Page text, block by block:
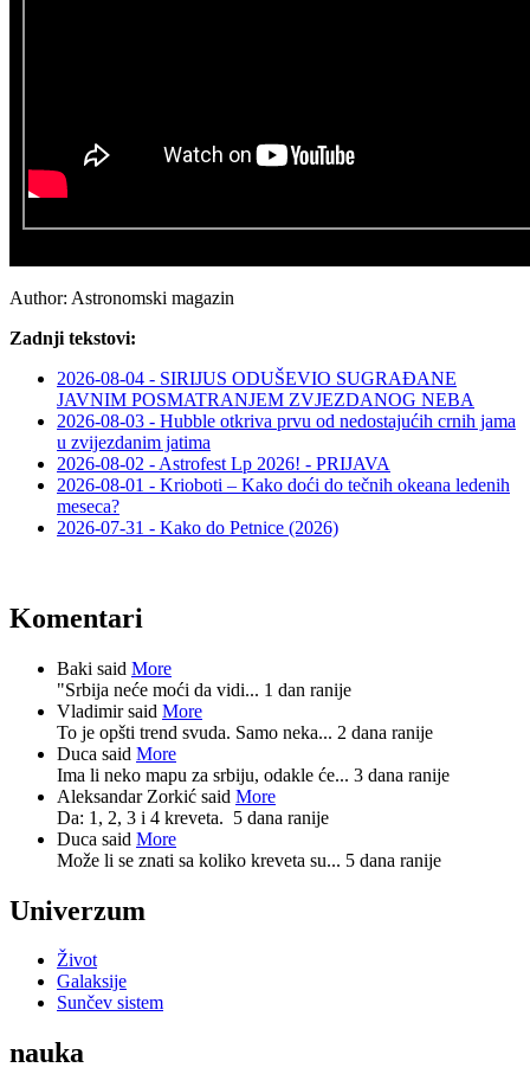
Author: Astronomski magazin
Zadnji tekstovi:
2026-08-04 - SIRIJUS ODUŠEVIO SUGRAĐANE
JAVNIM POSMATRANJEM ZVJEZDANOG NEBA
2026-08-03 - Hubble otkriva prvu od nedostajućih crnih jama
u zvijezdanim jatima
2026-08-02 - Astrofest Lp 2026! - PRIJAVA
2026-08-01 - Krioboti – Kako doći do tečnih okeana ledenih
meseca?
2026-07-31 - Kako do Petnice (2026)
Komentari
Baki said More
"Srbija neće moći da vidi... 1 dan ranije
Vladimir said More
To je opšti trend svuda. Samo neka... 2 dana ranije
Duca said More
Ima li neko mapu za srbiju, odakle će... 3 dana ranije
Aleksandar Zorkić said More
Da: 1, 2, 3 i 4 kreveta. 5 dana ranije
Duca said More
Može li se znati sa koliko kreveta su... 5 dana ranije
Univerzum
Život
Galaksije
Sunčev sistem
nauka